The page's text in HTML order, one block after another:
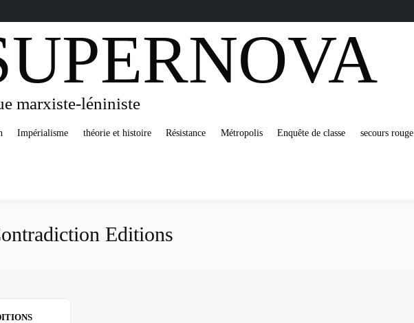
marxiste-léniniste
Impérialisme théorie et histoire Résistance Métropolis Enquête de classe secours rouge
Editions